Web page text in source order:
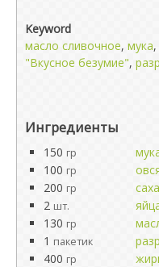
Keyword
масло сливочное, мука,
"Вкусное безумие",
Ингредиенты
150 гр
100 гр
200 гр
2 шт.
130 гр
1 пакетик
400 гр